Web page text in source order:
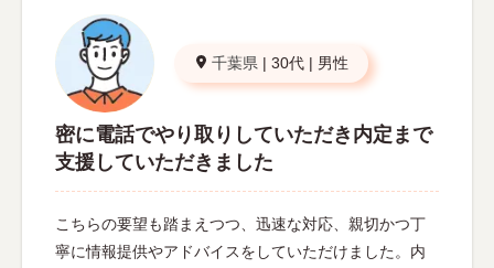
千葉県 | 30代 | 男性
密に電話でやり取りしていただき内定まで
支援していただきました
こちらの要望も踏まえつつ、迅速な対応、親切かつ丁
寧に情報提供やアドバイスをしていただけました。内